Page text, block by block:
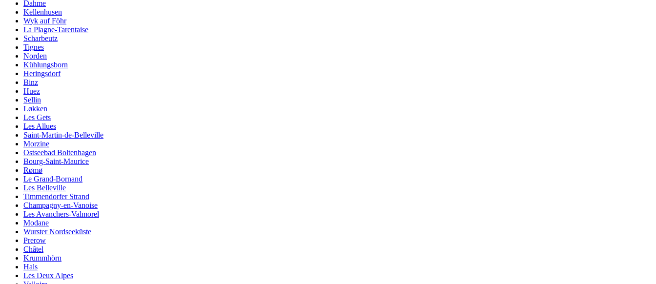
Dahme
Kellenhusen
Wyk auf Föhr
La Plagne-Tarentaise
Scharbeutz
Tignes
Norden
Kühlungsborn
Heringsdorf
Binz
Huez
Sellin
Løkken
Les Gets
Les Allues
Saint-Martin-de-Belleville
Morzine
Ostseebad Boltenhagen
Bourg-Saint-Maurice
Rømø
Le Grand-Bornand
Les Belleville
Timmendorfer Strand
Champagny-en-Vanoise
Les Avanchers-Valmorel
Modane
Wurster Nordseeküste
Prerow
Châtel
Krummhörn
Hals
Les Deux Alpes